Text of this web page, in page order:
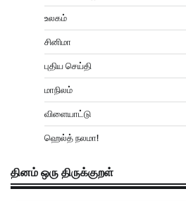
உலகம்
சினிமா
புதிய செய்தி
மாநிலம்
விளையாட்டு
ஹெல்த் நலமா!
தினம் ஒரு திருக்குறள்